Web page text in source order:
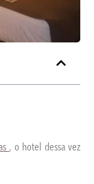
, o hotel dessa vez